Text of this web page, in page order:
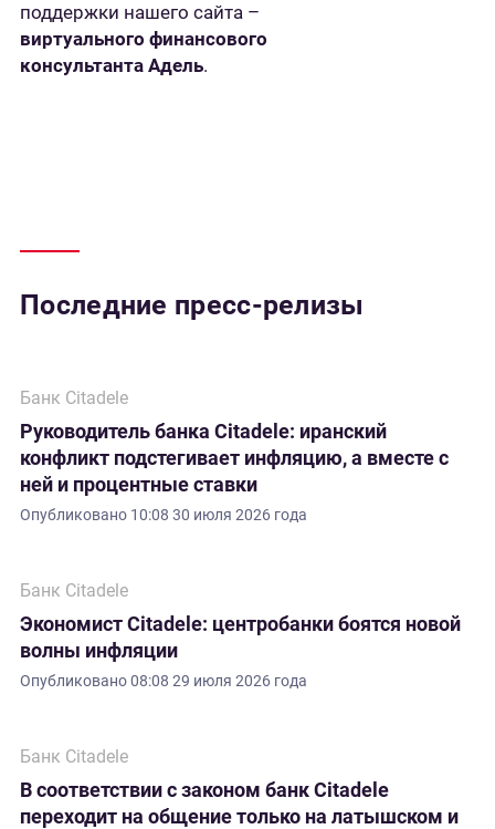
поддержки нашего сайта –
виртуального финансового
консультанта Адель.
Последние пресс-релизы
Банк Citadele
Руководитель банка Citadele: иранский
конфликт подстегивает инфляцию, а вместе с
ней и процентные ставки
Опубликовано 10:08 30 июля 2026 года
Банк Citadele
Экономист Citadele: центробанки боятся новой
волны инфляции
Опубликовано08:08 29 июля 2026 года
Банк Citadele
В соответствии с законом банк Citadele
переходит на общение только на латышском и